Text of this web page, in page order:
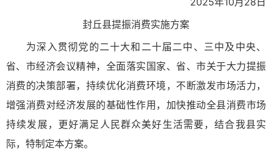
封丘县提振消费实施方案
为深入贯彻党的二十大和二十届二中、三中及中央、
省、市经济会议精神，全面落实国家、省、市关于大力提振
消费的决策部署，持续优化消费环境，不断激发市场活力，
增强消费对经济发展的基础性作用，加快推动全县消费市场
持续发展，更好满足人民群众美好生活需要，结合我县实
际，特制定本方案。